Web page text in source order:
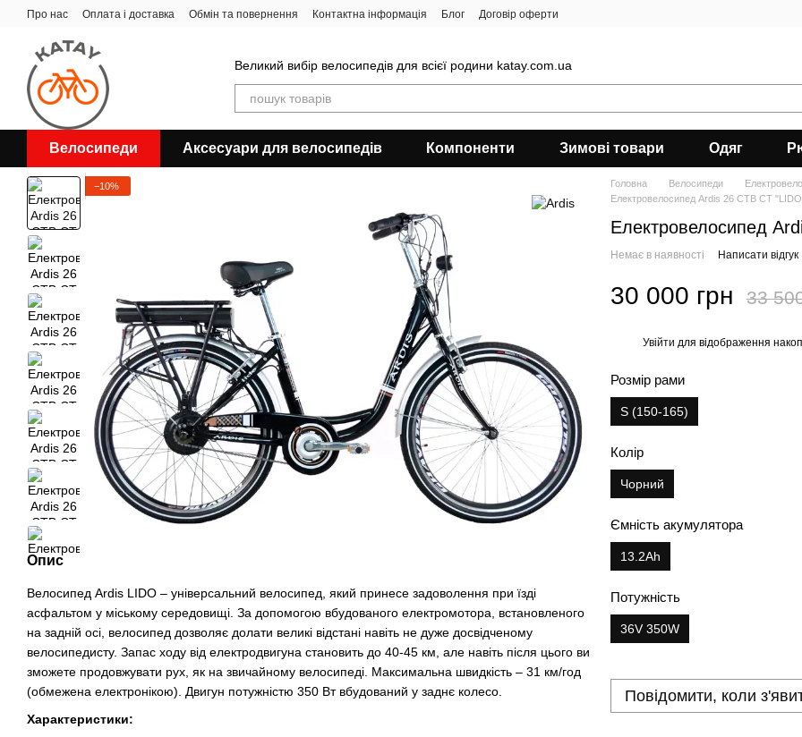
Перейти до основного контенту
Про нас Оплата і доставка Обмін та повернення Контактна інформація Блог Договір оферти
Великий вибір велосипедів для всієї родини katay.com.ua
Велосипеди Аксесуари для велосипедів Компоненти Зимові товари Одяг
−10%
Опис
Велосипед Ardis LIDO – універсальний велосипед, який принесе задоволення при їзді
асфальтом у міському середовищі. За допомогою вбудованого електромотора, встановленого
на задній осі, велосипед дозволяє долати великі відстані навіть не дуже досвідченому
велосипедисту. Запас ходу від електродвигуна становить до 40-45 км, але навіть після цього ви
зможете продовжувати рух, як на звичайному велосипеді. Максимальна швидкість – 31 км/год
(обмежена електронікою). Двигун потужністю 350 Вт вбудований у заднє колесо.
Характеристики:
Головна Велосипеди
Електровелосипед Ardis 26 CTB CT
Електровелосипед
Немає в наявності Написати відгук
30 000 грн 33
Увійти для відображення
Розмір рами
S (150-165)
Колір
Чорний
Ємність акумулятора
13.2Ah
Потужність
36V 350W
Повідомити, коли